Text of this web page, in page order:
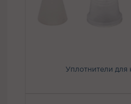
Уплотнители для